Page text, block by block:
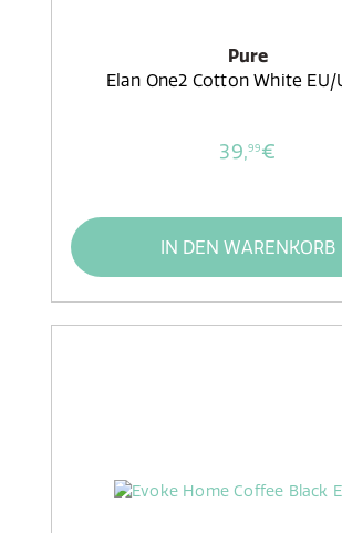
Pure
Elan One2 Cotton White EU/
39,99€
IN DEN WARENKORB